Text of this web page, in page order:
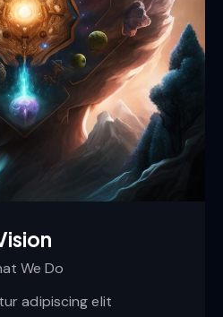
We Do
adipiscing elit